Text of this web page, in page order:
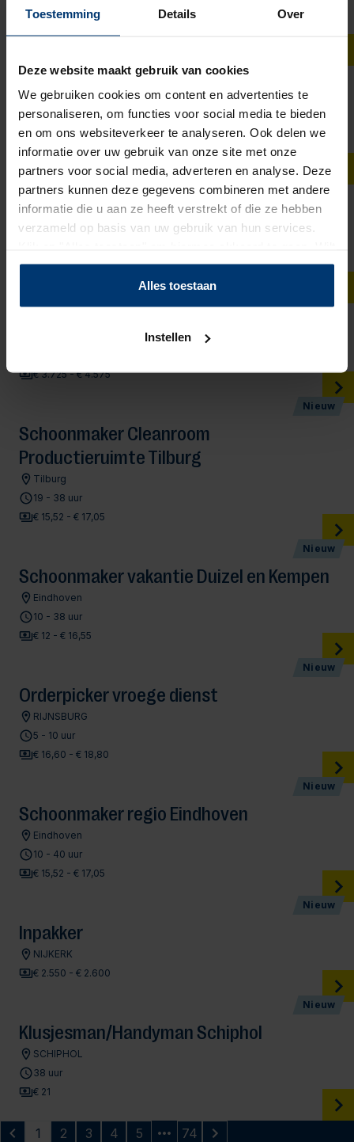
Toestemming Details Over
Deze website maakt gebruik van cookies
We gebruiken cookies om content en advertenties te
personaliseren, om functies voor social media te bieden
en om ons websiteverkeer te analyseren. Ook delen we
informatie over uw gebruik van onze site met onze
partners voor social media, adverteren en analyse. Deze
partners kunnen deze gegevens combineren met andere
informatie die u aan ze heeft verstrekt of die ze hebben
verzameld op basis van uw gebruik van hun services.
u liever geen cookies, klik dan op "instellen". Op onze
kunt u meer lezen over onze cookies.
Alles toestaan
Instellen
24 - 40 uur
€ 16,66
Assemblagemedewerker
EMMEN
32 - 40 uur
€ 2.798 - € 3.603
Nieuw
orderpicker bloemen Part-Time
Nieuw
Vestigingsmanager
€ 3.725 - € 4.575
Nieuw
Schoonmaker Cleanroom
Productieruimte Tilburg
Tilburg
19 - 38 uur
€ 15,52 - € 17,05
Nieuw
Schoonmaker vakantie Duizel en Kempen
Eindhoven
10 - 38 uur
€ 12 - € 16,55
Nieuw
Orderpicker vroege dienst
RIJNSBURG
5 - 10 uur
€ 16,60 - € 18,80
Nieuw
Schoonmaker regio Eindhoven
Eindhoven
10 - 40 uur
€ 15,52 - € 17,05
Nieuw
Inpakker
NIJKERK
€ 2.550 - € 2.600
Nieuw
Klusjesman/Handyman Schiphol
SCHIPHOL
38 uur
€ 21
1 2 3 4 5 74